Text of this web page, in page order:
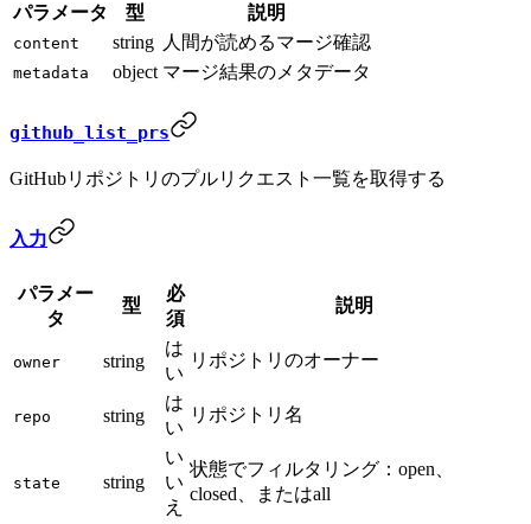
パラメータ 型 説明
content string 人間が読めるマージ確認
metadata object マージ結果のメタデータ
github_list_prs
GitHubリポジトリのプルリクエスト一覧を取得する
入力
パラメー
タ
型
必
須
説明
owner string
は
い
リポジトリのオーナー
repo string
は
い
リポジトリ名
state string
い
い
え
状態でフィルタリング：open、
closed、またはall